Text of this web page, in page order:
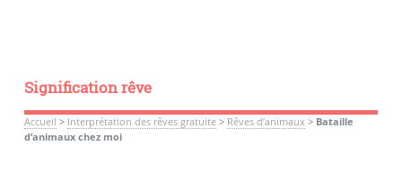
Signification rêve
Accueil > Interprétation des rêves gratuite> Rêves d’animaux > Bataille
d’animaux chez moi